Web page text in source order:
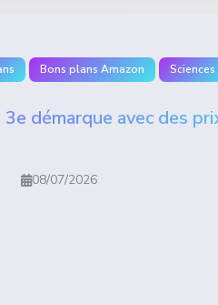
Bons plans Amazon Sciences
démarque avec des
08/07/2026